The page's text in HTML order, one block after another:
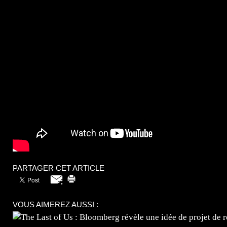
PARTAGER CET ARTICLE
VOUS AIMEREZ AUSSI :